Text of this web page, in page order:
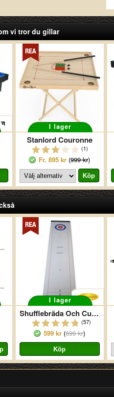
vi tror du gillar
I lager
Stanlord Couronne
(1)
Fr. 895 kr (999 kr)
I lager
Shufflebräda Och Curling
(57)
599 kr (699 kr)